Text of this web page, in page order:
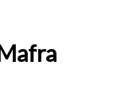
texto